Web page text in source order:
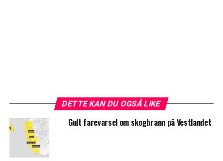
DETTE KAN DU OGSÅ LIKE
Gult farevarsel om skogbrann på Vestlandet